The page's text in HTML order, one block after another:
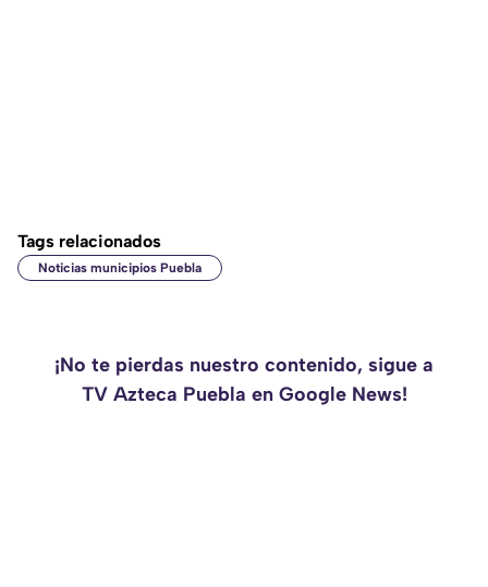
Tags relacionados
Noticias municipios Puebla
¡No te pierdas nuestro contenido, sigue a
TV Azteca Puebla en Google News!